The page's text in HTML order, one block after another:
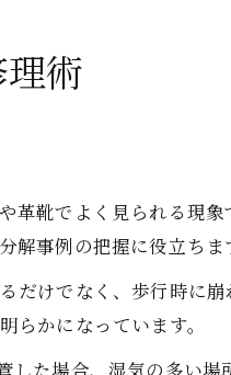
術
靴でよく見られる現
事例の把握に役立ちま
けでなく、歩行時に
かになっています。
た場合、湿気の多い